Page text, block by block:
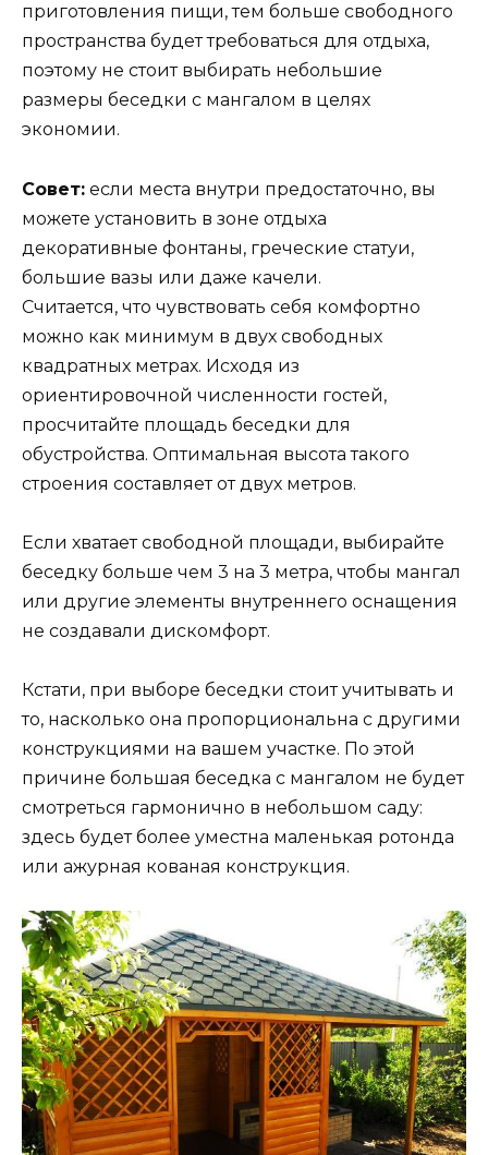
приготовления пищи, тем больше свободного
пространства будет требоваться для отдыха,
поэтому не стоит выбирать небольшие
размеры беседки с мангалом в целях
экономии.
Совет: если места внутри предостаточно, вы
можете установить в зоне отдыха
декоративные фонтаны, греческие статуи,
большие вазы или даже качели.
Считается, что чувствовать себя комфортно
можно как минимум в двух свободных
квадратных метрах. Исходя из
ориентировочной численности гостей,
просчитайте площадь беседки для
обустройства. Оптимальная высота такого
строения составляет от двух метров.
Если хватает свободной площади, выбирайте
беседку больше чем 3 на 3 метра, чтобы мангал
или другие элементы внутреннего оснащения
не создавали дискомфорт.
Кстати, при выборе беседки стоит учитывать и
то, насколько она пропорциональна с другими
конструкциями на вашем участке. По этой
причине большая беседка с мангалом не будет
смотреться гармонично в небольшом саду:
здесь будет более уместна маленькая ротонда
или ажурная кованая конструкция.